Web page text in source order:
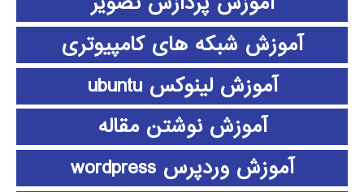
آموزش شبکه های کامپیوتری
آموزش لینوکس ubuntu
آموزش نوشتن مقاله
آموزش وردپرس wordpress